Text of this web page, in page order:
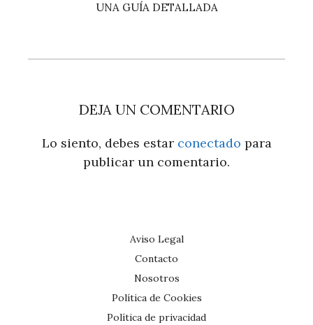
UNA GUÍA DETALLADA
DEJA UN COMENTARIO
Lo siento, debes estar conectado para
publicar un comentario.
Aviso Legal
Contacto
Nosotros
Política de Cookies
Política de privacidad